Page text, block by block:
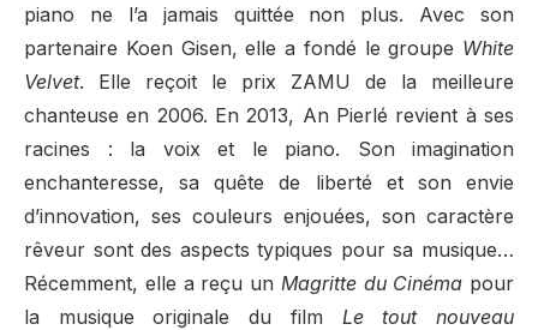
piano ne l’a jamais quittée non plus. Avec son
partenaire Koen Gisen, elle a fondé le groupe White
Velvet. Elle reçoit le prix ZAMU de la meilleure
chanteuse en 2006. En 2013, An Pierlé revient à ses
racines : la voix et le piano. Son imagination
enchanteresse, sa quête de liberté et son envie
d’innovation, ses couleurs enjouées, son caractère
rêveur sont des aspects typiques pour sa musique…
Récemment, elle a reçu un Magritte du Cinéma pour
la musique originale du film Le tout nouveau